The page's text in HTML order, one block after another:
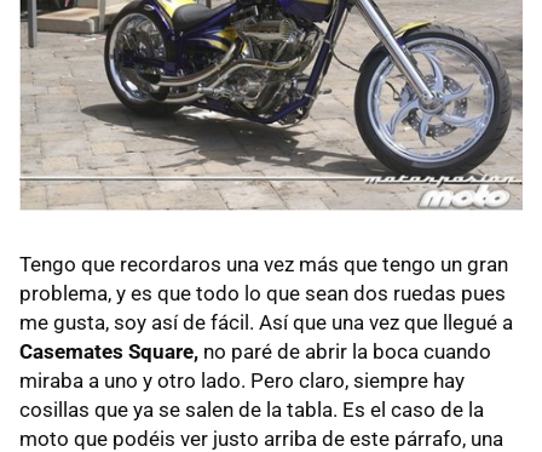
Tengo que recordaros una vez más que tengo un gran
problema, y es que todo lo que sean dos ruedas pues
me gusta, soy así de fácil. Así que una vez que llegué a
Casemates Square, no paré de abrir la boca cuando
miraba a uno y otro lado. Pero claro, siempre hay
cosillas que ya se salen de la tabla. Es el caso de la
moto que podéis ver justo arriba de este párrafo, una